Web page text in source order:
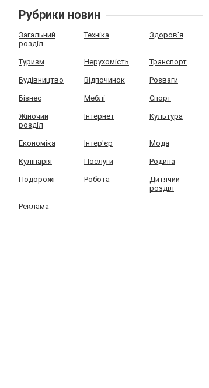
Рубрики новин
Загальний
розділ
Техніка Здоров'я
Туризм Нерухомість Транспорт
Будівництво Відпочинок Розваги
Бізнес Меблі Спорт
Жіночий
розділ
Інтернет Культура
Економіка Інтер'єр Мода
Кулінарія Послуги Родина
Подорожі Робота
Дитячий
розділ
Реклама